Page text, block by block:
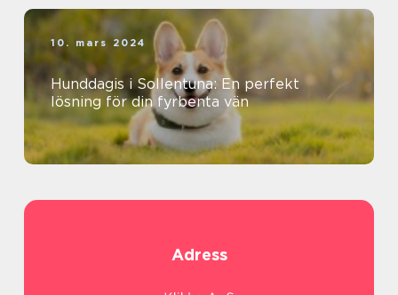
10. mars 2024
Hunddagis i Sollentuna: En perfekt
lösning för din fyrbenta vän
Adress